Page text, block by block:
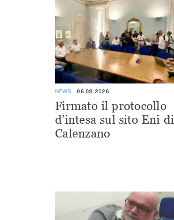
NEWS 06.08.2026
Firmato il protocollo
d’intesa sul sito Eni di
Calenzano